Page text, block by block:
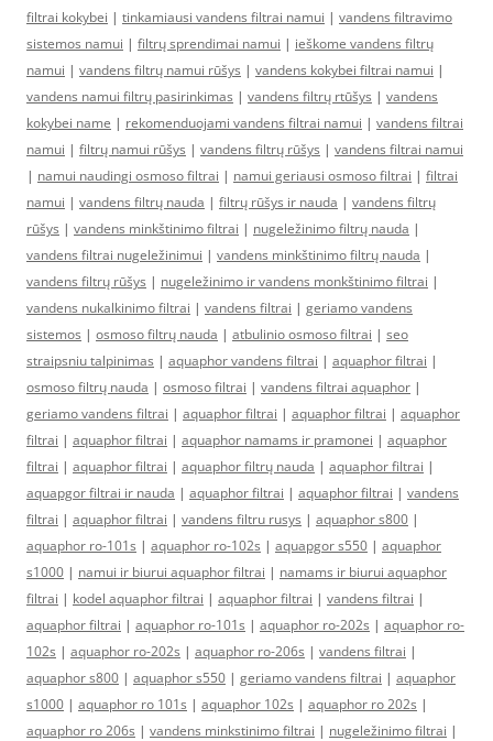
filtrai kokybei | tinkamiausi vandens filtrai namui | vandens filtravimo
sistemos namui | filtrų sprendimai namui | ieškome vandens filtrų
namui | vandens filtrų namui rūšys | vandens kokybei filtrai namui |
vandens namui filtrų pasirinkimas | vandens filtrų rtūšys | vandens
kokybei name | rekomenduojami vandens filtrai namui | vandens filtrai
namui | filtrų namui rūšys | vandens filtrų rūšys | vandens filtrai namui
| namui naudingi osmoso filtrai | namui geriausi osmoso filtrai | filtrai
namui | vandens filtrų nauda | filtrų rūšys ir nauda | vandens filtrų
rūšys | vandens minkštinimo filtrai | nugeležinimo filtrų nauda |
vandens filtrai nugeležinimui | vandens minkštinimo filtrų nauda |
vandens filtrų rūšys | nugeležinimo ir vandens monkštinimo filtrai |
vandens nukalkinimo filtrai | vandens filtrai | geriamo vandens
sistemos | osmoso filtrų nauda | atbulinio osmoso filtrai | seo
straipsniu talpinimas | aquaphor vandens filtrai | aquaphor filtrai |
osmoso filtrų nauda | osmoso filtrai | vandens filtrai aquaphor |
geriamo vandens filtrai | aquaphor filtrai | aquaphor filtrai | aquaphor
filtrai | aquaphor filtrai | aquaphor namams ir pramonei | aquaphor
filtrai | aquaphor filtrai | aquaphor filtrų nauda | aquaphor filtrai |
aquapgor filtrai ir nauda | aquaphor filtrai | aquaphor filtrai | vandens
filtrai | aquaphor filtrai | vandens filtru rusys | aquaphor s800 |
aquaphor ro-101s | aquaphor ro-102s | aquapgor s550 | aquaphor
s1000 | namui ir biurui aquaphor filtrai | namams ir biurui aquaphor
filtrai | kodel aquaphor filtrai | aquaphor filtrai | vandens filtrai |
aquaphor filtrai | aquaphor ro-101s | aquaphor ro-202s | aquaphor ro-
102s | aquaphor ro-202s | aquaphor ro-206s | vandens filtrai |
aquaphor s800 | aquaphor s550 | geriamo vandens filtrai | aquaphor
s1000 | aquaphor ro 101s | aquaphor 102s | aquaphor ro 202s |
aquaphor ro 206s | vandens minkstinimo filtrai | nugeležinimo filtrai |